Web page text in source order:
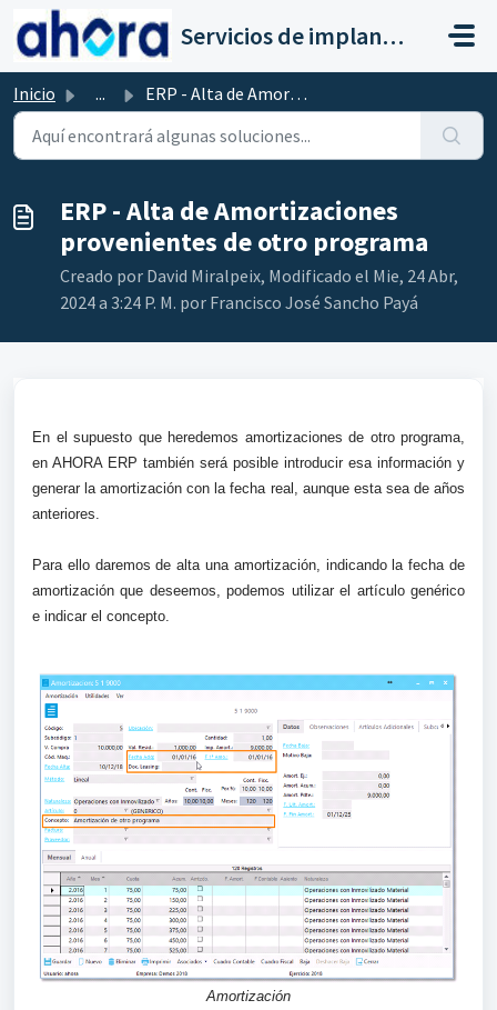
Saltar al contenido principal
Servicios de implantación a clientes de Ahora
Inicio ... ERP - ​Alta de Amortizaciones provenientes de otro programa
ERP - ​Alta de Amortizaciones
provenientes de otro programa
Creado por David Miralpeix, Modificado el Mie, 24 Abr,
2024 a 3:24 P. M. por Francisco José Sancho Payá
En el supuesto que heredemos amortizaciones de otro programa,
en AHORA ERP también será posible introducir esa información y
generar la amortización con la fecha real, aunque esta sea de años
anteriores.
Para ello daremos de alta una amortización, indicando la fecha de
amortización que deseemos, podemos utilizar el artículo genérico
e indicar el concepto.
Amortización